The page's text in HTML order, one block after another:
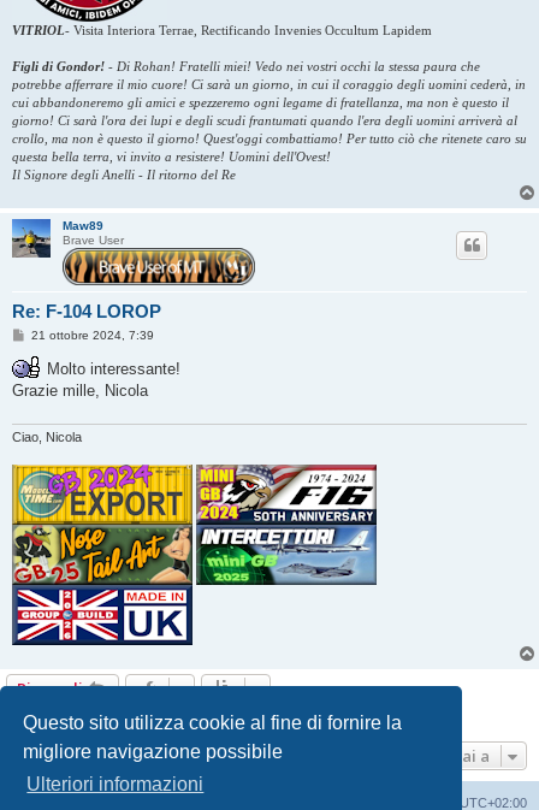
Questo sito utilizza cookie al fine di fornire la
migliore navigazione possibile
Ulteriori informazioni
VITRIOL- Visita Interiora Terrae, Rectificando Invenies Occultum Lapidem
Figli di Gondor! - Di Rohan! Fratelli miei! Vedo nei vostri occhi la stessa paura che
potrebbe afferrare il mio cuore! Ci sarà un giorno, in cui il coraggio degli uomini cederà, in
cui abbandoneremo gli amici e spezzeremo ogni legame di fratellanza, ma non è questo il
giorno! Ci sarà l'ora dei lupi e degli scudi frantumati quando l'era degli uomini arriverà al
crollo, ma non è questo il giorno! Quest'oggi combattiamo! Per tutto ciò che ritenete caro su
questa bella terra, vi invito a resistere! Uomini dell'Ovest!
Il Signore degli Anelli - Il ritorno del Re
Maw89
Brave User
Re: F-104 LOROP
M
s
s
a
i
21 ottobre 2024, 7:39
Molto interessante!
Grazie mille, Nicola
Ciao, Nicola
Rispondi
8 messaggi • Pagina1 di1
Vai a
UTC+02:00